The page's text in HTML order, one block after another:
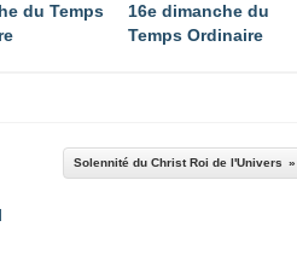
du Temps
16e dimanche du
Temps Ordinaire
Solennité du Christ Roi de l'Univers